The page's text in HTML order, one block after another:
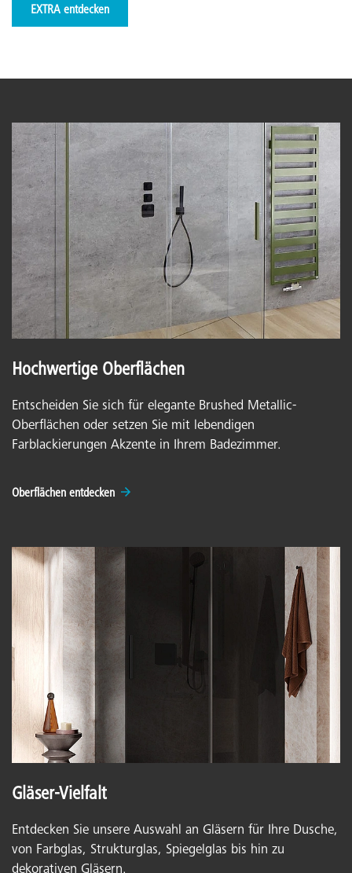
EXTRA entdecken
Hochwertige Oberflächen
Entscheiden Sie sich für elegante Brushed Metallic-
Oberflächen oder setzen Sie mit lebendigen
Farblackierungen Akzente in Ihrem Badezimmer.
Oberflächen entdecken
Gläser-Vielfalt
Entdecken Sie unsere Auswahl an Gläsern für Ihre Dusche,
von Farbglas, Strukturglas, Spiegelglas bis hin zu
dekorativen Gläsern.